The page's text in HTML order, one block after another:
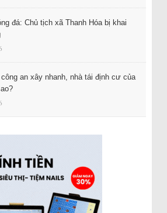
đá: Chủ tịch xã Thanh Hóa bị khai
công an xây nhanh, nhà tái định cư của